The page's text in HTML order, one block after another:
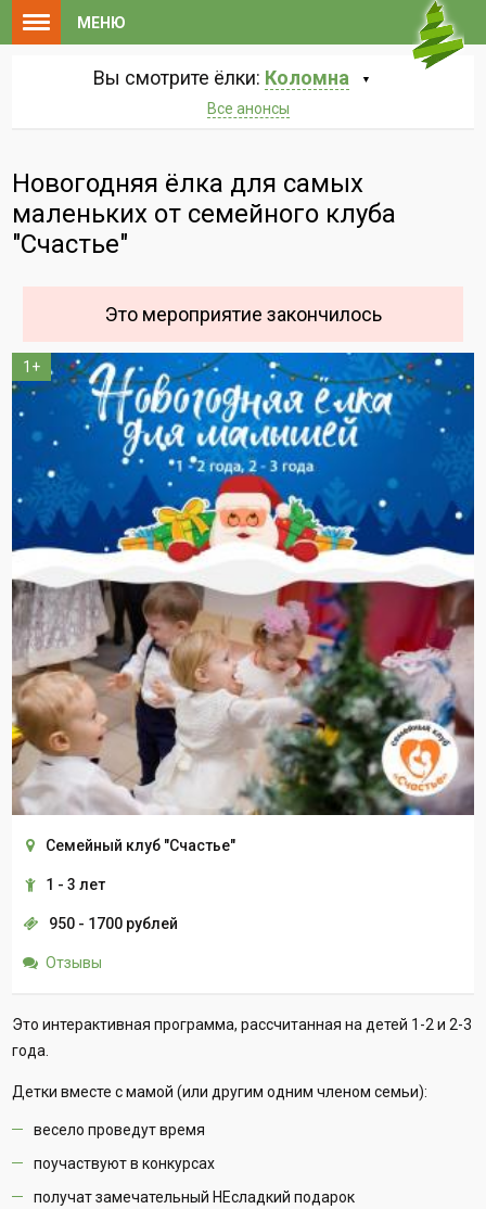
МЕНЮ
Вы смотрите ёлки: Коломна
Все анонсы
Новогодняя ёлка для самых
маленьких от семейного клуба
"Счастье"
Это мероприятие закончилось
1+
Семейный клуб "Счастье"
1 - 3 лет
950 - 1700 рублей
Отзывы
Это интерактивная программа, рассчитанная на детей 1-2 и 2-3
года.
Детки вместе с мамой (или другим одним членом семьи):
весело проведут время
поучаствуют в конкурсах
получат замечательный НЕсладкий подарок